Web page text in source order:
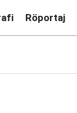
Röportaj